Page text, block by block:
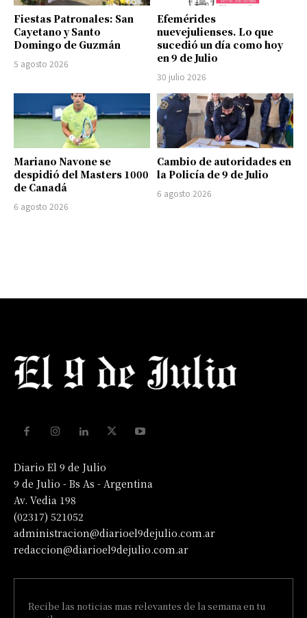
Fiestas Patronales: San
Cayetano y Santo
Domingo de Guzmán
5 agosto 2026
Efemérides
nuevejulienses. Lo que
sucedió un día como hoy
en 9 de Julio
30 julio 2026
Mariano Navone se
despidió del Masters 1000
de Canadá
6 agosto 2026
Cambio de autoridades en
la Policía de 9 de Julio
6 agosto 2026
Diario El 9 de Julio
9 de Julio - Bs As - Argentina
Av. Vedia 198
(02317) 521052
administracion@diarioel9dejulio.com.ar
redaccion@diarioel9dejulio.com.ar
Recibe las noticias mas relevantes de la semana en tu